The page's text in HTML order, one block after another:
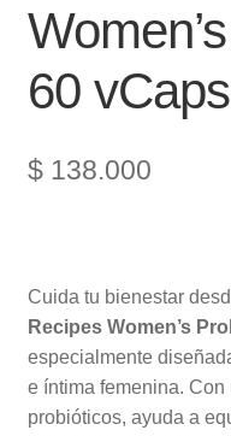
60 vCaps
$138.000
Cuida tu bienestar
Recipes Women’s
especialmente
e íntima femenina.
probióticos, ayuda a